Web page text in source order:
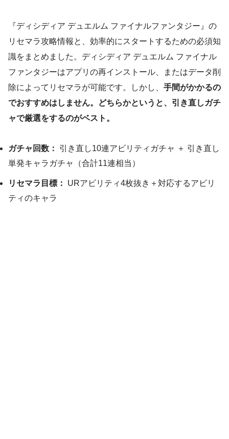
『ディシディア デュエルム ファイナルファンタジー』の
リセマラ攻略情報と、効率的にスタートするための必須知
識をまとめました。ディシディア デュエルム ファイナル
ファンタジーはアプリの再インストール、またはデータ削
除によってリセマラが可能です。しかし、 手間がかかるの
でおすすめはしません。どちらかというと、引き直しガチ
ャで厳選をするのがベスト。
ガチャ回数：
引き直し10連アビリティガチャ ＋ 引き直し
単発キャラガチャ（合計11連相当）
リセマラ目標：
URアビリティ4枚抜き＋対応するアビリ
ティのキャラ